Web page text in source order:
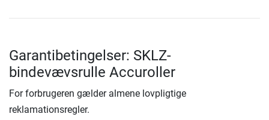
Garantibetingelser: SKLZ-
bindevævsrulle Accuroller
For forbrugeren gælder almene lovpligtige
reklamationsregler.